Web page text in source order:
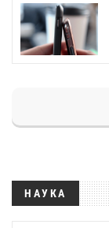
НАУКА